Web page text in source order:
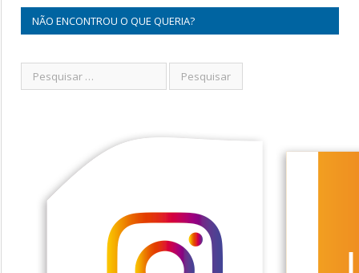
NÃO ENCONTROU O QUE QUERIA?